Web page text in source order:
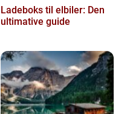
Ladeboks til elbiler: Den
ultimative guide